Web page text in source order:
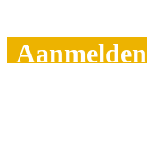
Aanmelden